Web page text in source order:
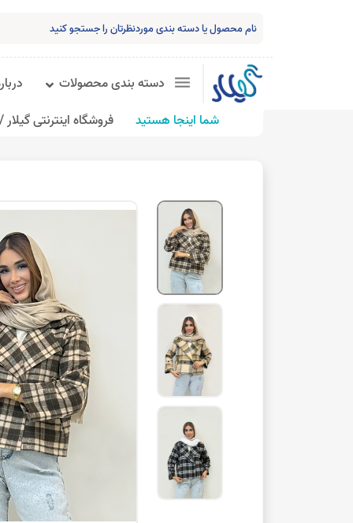
دسته بندی محصولات
شما اینجا هستید
فروشگاه اینترنتی گیلار /